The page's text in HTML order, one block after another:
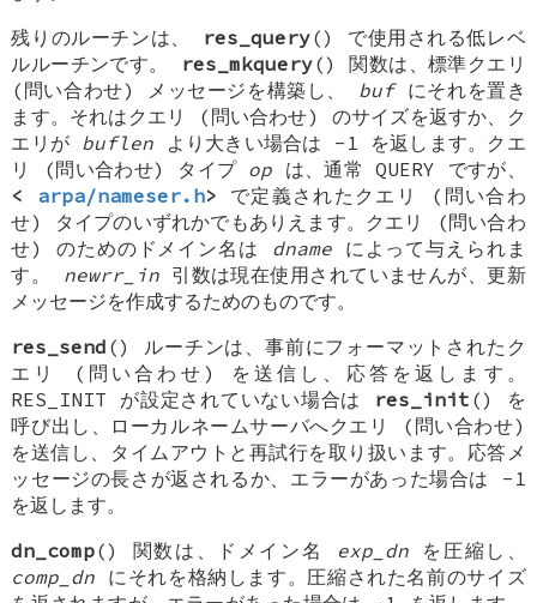
残りのルーチンは、 res_query() で使用される低レベ
ルルーチンです。 res_mkquery() 関数は、標準クエリ
(問い合わせ) メッセージを構築し、 bufにそれを置き
ます。それはクエリ (問い合わせ) のサイズを返すか、ク
エリが buflen より大きい場合は -1 を返します。クエ
リ (問い合わせ) タイプ op は、通常QUERY ですが、
< arpa/nameser.h> で定義されたクエリ (問い合わ
せ) タイプのいずれかでもありえます。クエリ (問い合わ
せ) のためのドメイン名は dnameによって与えられま
す。 newrr_in引数は現在使用されていませんが、更新
メッセージを作成するためのものです。
res_send () ルーチンは、事前にフォーマットされたク
エリ (問い合わせ) を送信し、応答を返します。
RES_INIT が設定されていない場合は res_init () を
呼び出し、ローカルネームサーバへクエリ (問い合わせ)
を送信し、タイムアウトと再試行を取り扱います。応答メ
ッセージの長さが返されるか、エラーがあった場合は -1
を返します。
dn_comp() 関数は、ドメイン名 exp_dnを圧縮し、
comp_dn にそれを格納します。圧縮された名前のサイズ